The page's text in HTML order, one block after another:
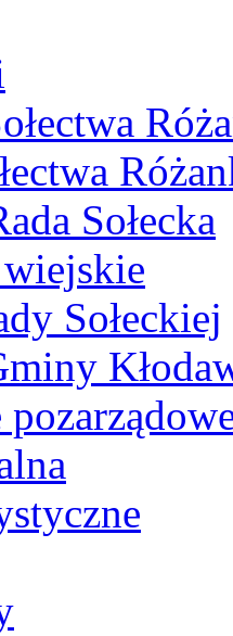
Sołecka
Sołeckiej